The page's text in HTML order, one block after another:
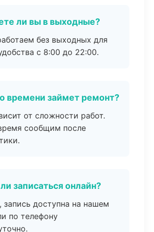
ли вы в выходные?
без выходных для
с 8:00 до 22:00.
времени займет ремонт?
от сложности работ.
сообщим после
записаться онлайн?
запись доступна на нашем
по телефону